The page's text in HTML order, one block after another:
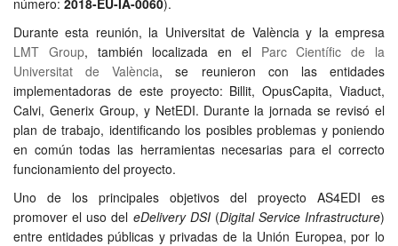
número: 2018-EU-IA-0060).
Durante esta reunión, la Universitat de València y la empresa
LMT Group, también localizada en el Parc Científic de la
Universitat de València, se reunieron con las entidades
implementadoras de este proyecto: Billit, OpusCapita, Viaduct,
Calvi, Generix Group, y NetEDI. Durante la jornada se revisó el
plan de trabajo, identificando los posibles problemas y poniendo
en común todas las herramientas necesarias para el correcto
funcionamiento del proyecto.
Uno de los principales objetivos del proyecto AS4EDI es
promover el uso del eDelivery DSI(Digital Service Infrastructure)
entre entidades públicas y privadas de la Unión Europea, por lo